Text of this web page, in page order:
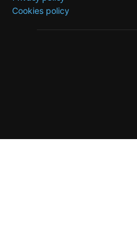
Cookies policy